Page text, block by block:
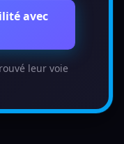
avec
leur voie